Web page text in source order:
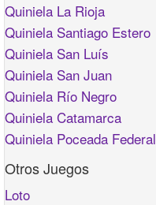
Quiniela La Rioja
Quiniela Santiago Estero
Quiniela San Luís
Quiniela San Juan
Quiniela Río Negro
Quiniela Catamarca
Quiniela Poceada Federal
Otros Juegos
Loto